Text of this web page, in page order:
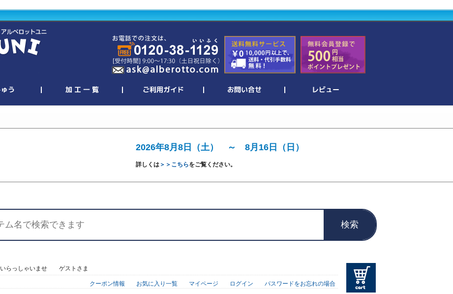
2026年8月8日（土） ～ 8月16日（日）
詳しくは＞＞こちらをご覧ください。
検索
いらっしゃいませ ゲストさま
クーポン情報 お気に入り一覧 マイページ ログイン パスワードをお忘れの場合